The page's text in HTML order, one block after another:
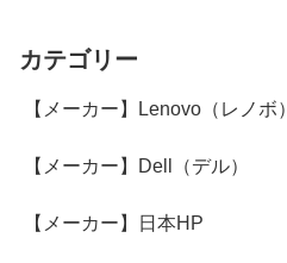
カテゴリー
【メーカー】Lenovo（レノボ）
【メーカー】Dell（デル）
【メーカー】日本HP